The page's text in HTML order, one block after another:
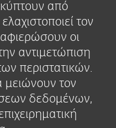
από
τον
οι
αντιμετώπιση
περιστατικών.
μειώνουν τον
δεδομένων,